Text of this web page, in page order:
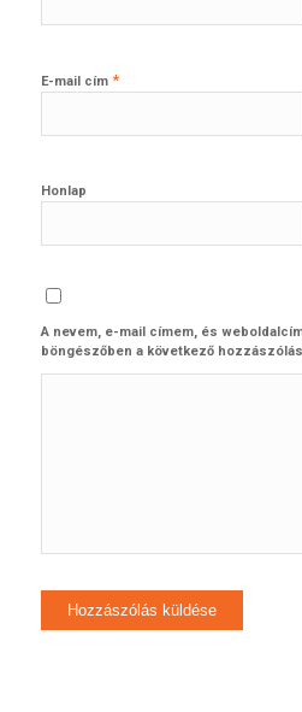
E-mail cím *
Honlap
A nevem, e-mail címem, és
böngészőben a következő